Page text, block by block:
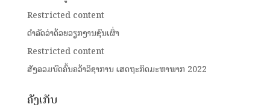
Restricted content
ດໍາລັດວ່າດ້ວຍວຽກງານຊົນເຜົ່າ
Restricted content
ສັງລວມບົດຄົ້ນຄວ້າວິຊາການ ເສດຖະກິດມະຫາພາກ 2022
ຄັງເກັບ